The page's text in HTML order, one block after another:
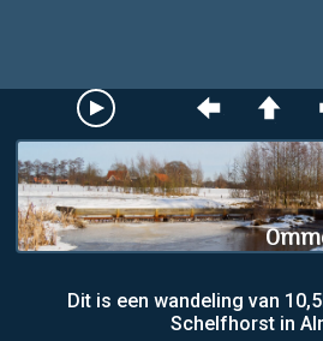
Dit is een wandeling van
Schelfhorst in